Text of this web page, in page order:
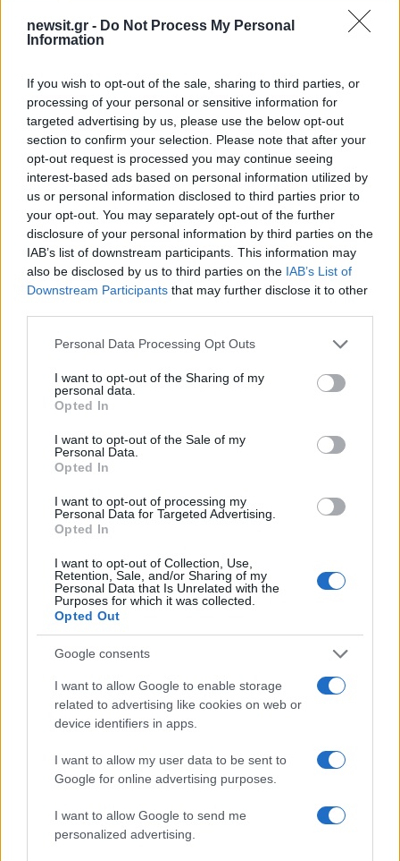
newsit.gr - Do Not Process My Personal
Information
If you wish to opt-out of the sale, sharing to third parties, or
processing of your personal or sensitive information for
targeted advertising by us, please use the below opt-out
section to confirm your selection. Please note that after your
opt-out request is processed you may continue seeing
interest-based ads based on personal information utilized by
us or personal information disclosed to third parties prior to
your opt-out. You may separately opt-out of the further
disclosure of your personal information by third parties on the
IAB’s list of downstream participants. This information may
also be disclosed by us to third parties on the IAB’s List of
Downstream Participants that may further disclose it to other
Please note that this website/app uses one or more Google
not limited to your visit or usage behaviour. You may click to
grant or deny consent to Google and its third-party tags to
use your data for below specified purposes in below Google
consent section.
Personal Data Processing Opt Outs
I want to opt-out of the Sharing of my
personal data.
Opted In
I want to opt-out of the Sale of my
Personal Data.
Opted In
I want to opt-out of processing my
Personal Data for Targeted Advertising.
Opted In
I want to opt-out of Collection, Use,
Retention, Sale, and/or Sharing of my
Personal Data that Is Unrelated with the
Purposes for which it was collected.
Opted Out
Google consents
I want to allow Google to enable storage
related to advertising like cookies on web or
device identifiers in apps.
I want to allow my user data to be sent to
Google for online advertising purposes.
I want to allow Google to send me
personalized advertising.
Σχολίασε εδώ
50 /50
2000 /2000
Υποβολή σχολίου
Αθλητικά
SERIE A
ΓΙΟΥΒΕΝΤΟΥΣ
Share:
Ακολουθήστε το Νewsit.gr στο
ενημερωθείτε πρώτοι για όλη την ειδησεογραφία και τα
Πιο δημοφιλή
Τουρισμός για Όλους 2026: Σήμερα ανοίγει
η πλατφόρμα – Ποια ΑΦΜ προηγούνται
Κυψέλη: Ο περίεργος ηλικιωμένος και το
ταξίδι στην Αράχωβα – Όσα ισχυρίστηκε ο
26χρονος για τον θάνατο της Βρετανίδας
Η φωτιά στη Δυτική Αττική, από την
κορυφή του Κιθαιρώνα – Το εντυπωσιακό
Μύκονος: Βίντεο με τους αστυνομικούς να
εντοπίζουν την τσάντα Hermès και το